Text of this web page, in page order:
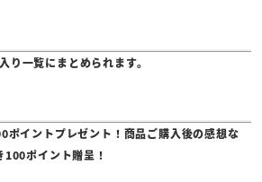
り一覧にまとめられます。
ポイントプレゼント！商品ご購入後の感想な
ポイント贈呈！